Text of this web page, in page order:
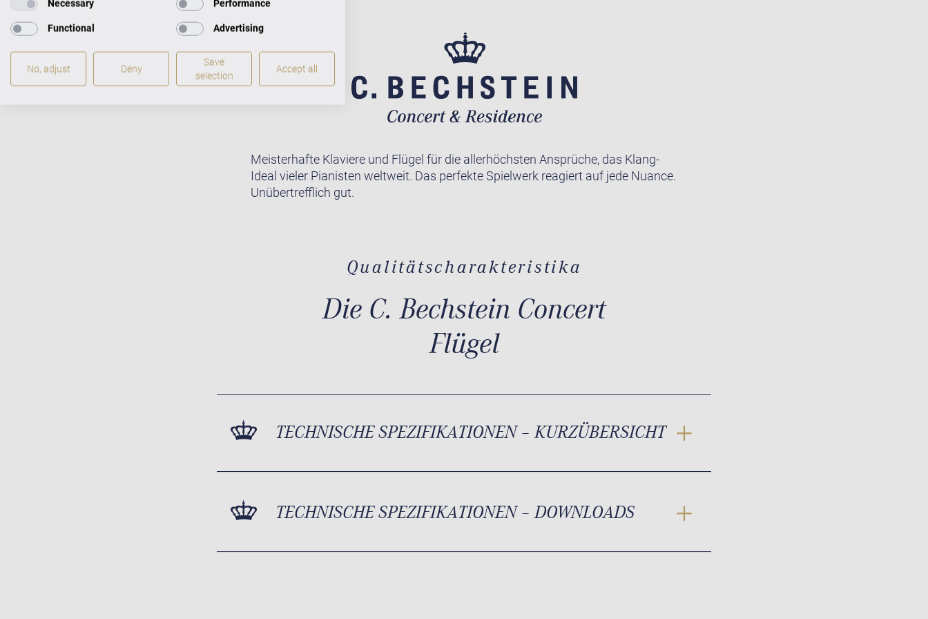
Meisterhafte Klaviere und Flügel für die allerhöchsten Ansprüche, das Klang-
Ideal vieler Pianisten weltweit. Das perfekte Spielwerk reagiert auf jede Nuance.
Unübertrefflich gut.
Qualitätscharakteristika
Die C. Bechstein Concert
Flügel
TECHNISCHE SPEZIFIKATIONEN – KURZÜBERSICHT
TECHNISCHE SPEZIFIKATIONEN – DOWNLOADS
Necessary Performance
Functional Advertising
No, adjust Deny
Save
selection
Accept all